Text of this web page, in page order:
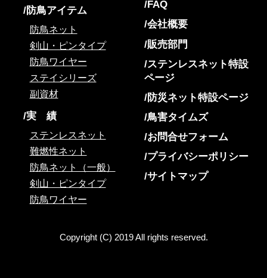
防鳥アイテム
防鳥ネット
剣山・ピンタイプ
防鳥ワイヤー
ステイシリーズ
副資材
実 績
ステンレスネット
難燃性ネット
防鳥ネット（一般）
剣山・ピンタイプ
防鳥ワイヤー
FAQ
会社概要
販売部門
ステンレスネット特設
ページ
防災ネット特設ページ
鳥害タイムズ
お問合せフォーム
プライバシーポリシー
サイトマップ
Copyright (C) 2019 All rights reserved.